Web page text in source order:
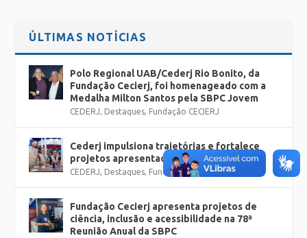
ÚLTIMAS NOTÍCIAS
Polo Regional UAB/Cederj Rio Bonito, da
Fundação Cecierj, foi homenageado com a
Medalha Milton Santos pela SBPC Jovem
CEDERJ, Destaques, Fundação CECIERJ
Cederj impulsiona trajetórias e fortalece
projetos apresentados na SBPC
CEDERJ, Destaques, Fundação CECIERJ
Fundação Cecierj apresenta projetos de
ciência, inclusão e acessibilidade na 78ª
Reunião Anual da SBPC